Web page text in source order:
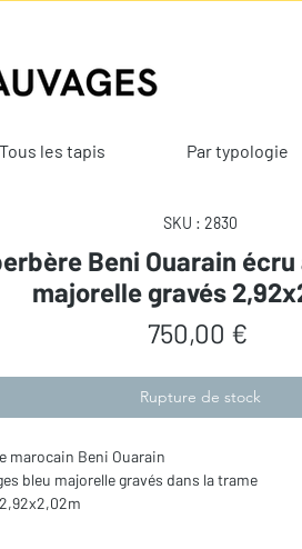
Tous les tapis Par typologie
SKU : 2830
Beni Ouarain
majorelle gravés
750,00 €
Rupture de stock
marocain Beni Ouarain
bleu majorelle gravés dans la trame